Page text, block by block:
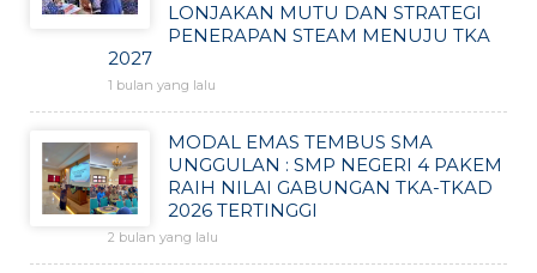
LONJAKAN MUTU DAN STRATEGI
PENERAPAN STEAM MENUJU TKA
2027
1 bulan yang lalu
MODAL EMAS TEMBUS SMA
UNGGULAN : SMP NEGERI 4 PAKEM
RAIH NILAI GABUNGAN TKA-TKAD
2026 TERTINGGI
2 bulan yang lalu